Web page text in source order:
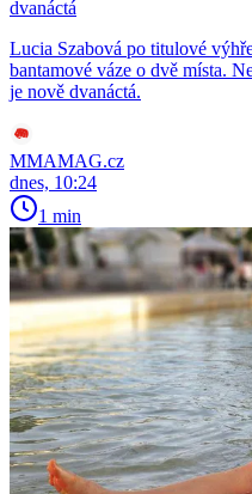
dvanáctá
Lucia Szabová po titulové
bantamové váze o dvě místa.
je nově dvanáctá.
MMAMAG.cz
dnes, 10:24
1 min